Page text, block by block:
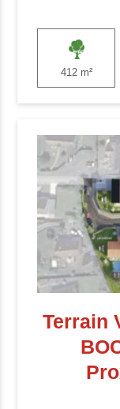
412 m²
Terrain